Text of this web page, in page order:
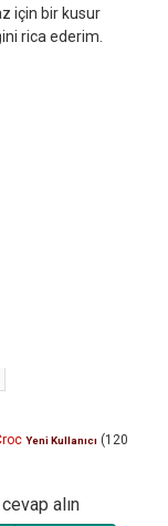
için bir kusur
rica ederim.
Yeni Kullanıcı (120
alın